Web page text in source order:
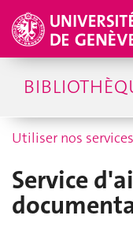
Utiliser nos services
Service